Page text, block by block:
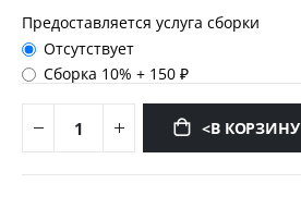
Предоставляется услуга сборки
Отсутствует
Сборка 10%+ 150 ₽
<В КОРЗИНУ